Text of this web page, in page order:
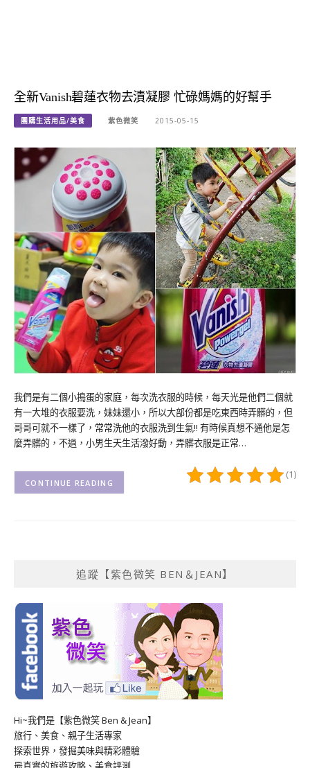
全新Vanish碧蓮衣物去漬凝膠 忙碌媽媽的好幫手
團購生活用品/美食 紫色微笑 2015-05-15
我們是有二個小搗蛋的家庭，每次洗衣服的時候，每天光是他們二個就
有一大堆的衣服要洗，妹妹還小，所以大部份都是吃東西時弄髒的，但
哥哥可就不一樣了，常常洗他的衣服洗到生氣!! 有時候真想不通他是怎
麼弄髒的，不過，小男生天生活潑好動，弄髒衣服是正常…
(1)
CONTINUE READING
追蹤【紫色微笑 BEN＆JEAN】
Hi~我們是【紫色微笑 Ben & Jean】
旅行、美食、親子生活專家
探索世界，發掘美味與精彩體驗